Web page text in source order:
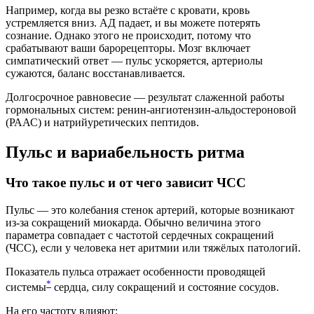
Например, когда вы резко встаёте с кровати, кровь
устремляется вниз. АД падает, и вы можете потерять
сознание. Однако этого не происходит, потому что
срабатывают ваши барорецепторы. Мозг включает
симпатический ответ — пульс ускоряется, артериолы
сужаются, баланс восстанавливается.
Долгосрочное равновесие — результат слаженной работы
гормональных систем: ренин-ангиотензин-альдостероновой
(РААС) и натрийуретических пептидов.
Пульс и вариабельность ритма
Что такое пульс и от чего зависит ЧСС
Пульс — это колебания стенок артерий, которые возникают
из-за сокращений миокарда. Обычно величина этого
параметра совпадает с частотой сердечных сокращений
(ЧСС), если у человека нет аритмии или тяжёлых патологий.
Показатель пульса отражает особенности проводящей
системы* сердца, силу сокращений и состояние сосудов.
На его частоту влияют: